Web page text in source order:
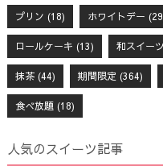
プリン (18) ホワイトデー
ロールケーキ (13) 和スイーツ
抹茶(44) 期間限定 (364)
食べ放題(18)
人気のスイーツ記事